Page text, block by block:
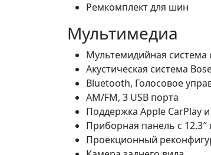
Ремкомплект для шин
Мультимедиа
Мультемидийная система
Акустическая система
Bluetooth, Голосовое
AM/FM, 3 USB порта
Поддержка Apple CarPlay
Приборная панель с
Проекционный